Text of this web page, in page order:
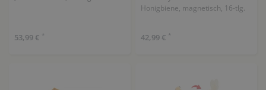
53,99 € *
Honigbiene, magnetisch, 16-tlg.
42,99 € *